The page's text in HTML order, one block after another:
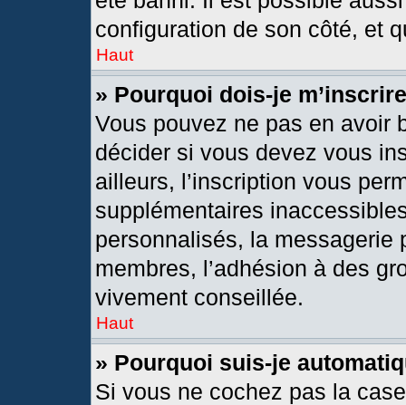
configuration de son côté, et
Haut
» Pourquoi dois-je
Vous pouvez ne pas en avoir
décider si vous devez vous
ailleurs, l’inscription vous
supplémentaires
personnalisés, la messagerie
membres, l’adhésion à des
vivement conseillée.
Haut
» Pourquoi suis-je
Si vous ne cochez pas la